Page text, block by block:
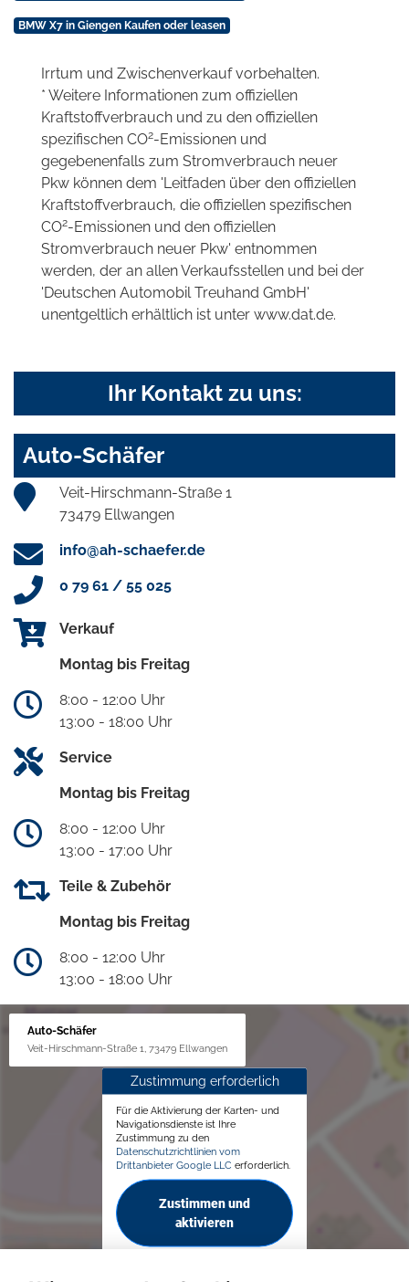
BMW X7 in Giengen Kaufen oder leasen
Irrtum und Zwischenverkauf vorbehalten.
* Weitere Informationen zum offiziellen
Kraftstoffverbrauch und zu den offiziellen
spezifischen CO2-Emissionen und
gegebenenfalls zum Stromverbrauch neuer
Pkw können dem 'Leitfaden über den offiziellen
Kraftstoffverbrauch, die offiziellen spezifischen
CO2-Emissionen und den offiziellen
Stromverbrauch neuer Pkw' entnommen
werden, der an allen Verkaufsstellen und bei der
'Deutschen Automobil Treuhand GmbH'
unentgeltlich erhältlich ist unter www.dat.de.
Ihr Kontakt zu uns:
Auto-Schäfer
Veit-Hirschmann-Straße 1
73479 Ellwangen
info@ah-schaefer.de
0 79 61 / 55 025
Verkauf
Montag bis Freitag
8:00 - 12:00 Uhr
13:00 - 18:00 Uhr
Service
Montag bis Freitag
8:00 - 12:00 Uhr
13:00 - 17:00 Uhr
Teile & Zubehör
Montag bis Freitag
8:00 - 12:00 Uhr
13:00 - 18:00 Uhr
Auto-Schäfer
Veit-Hirschmann-Straße 1, 73479 Ellwangen
Zustimmung erforderlich
Für die Aktivierung der Karten- und
Navigationsdienste ist Ihre
Zustimmung zu den
Datenschutzrichtlinien vom
Drittanbieter Google LLC erforderlich.
Zustimmen und
aktivieren